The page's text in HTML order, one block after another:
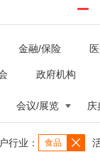
金融/保险
政府机构
会议/展览 庆
行业： 食品